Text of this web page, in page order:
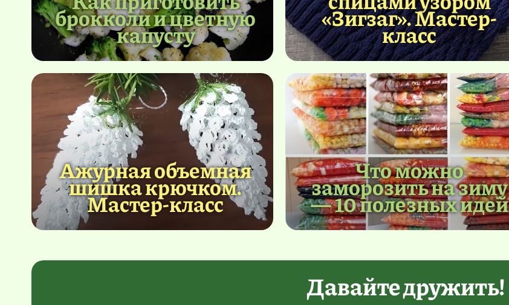
брокколи и цветную
капусту
«Зигзаг». Мастер-
класс
Ажурная объемная
шишка крючком.
Мастер-класс
Что можно
заморозить на зиму
— 10 полезных идей
Давайте дружить!